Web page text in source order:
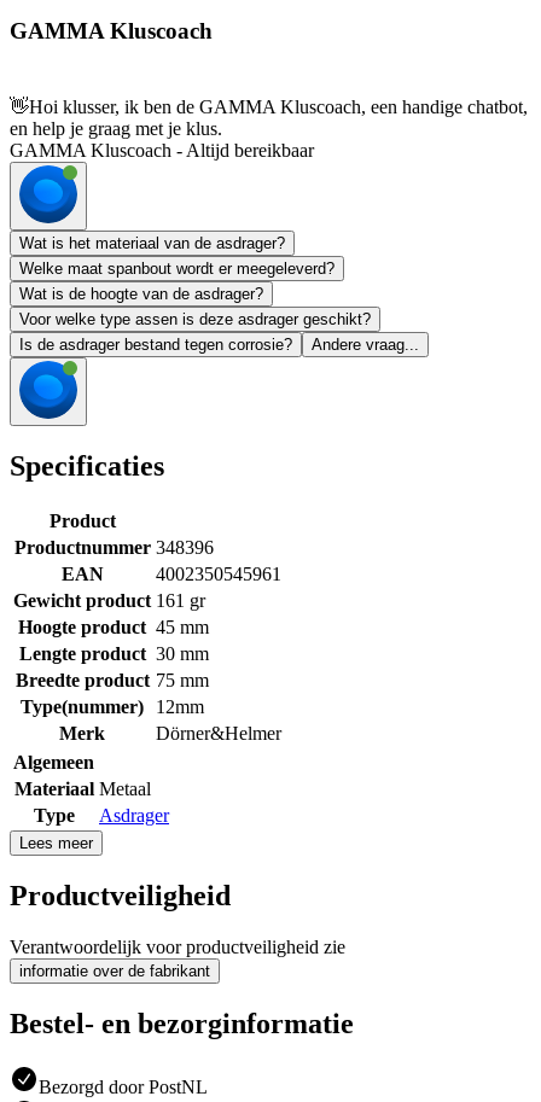
GAMMA Kluscoach
👋Hoi klusser, ik ben de GAMMA Kluscoach, een handige chatbot,
en help je graag met je klus.
GAMMA Kluscoach - Altijd bereikbaar
Wat is het materiaal van de asdrager?
Welke maat spanbout wordt er meegeleverd?
Wat is de hoogte van de asdrager?
Voor welke type assen is deze asdrager geschikt?
Is de asdrager bestand tegen corrosie?
Andere vraag...
Specificaties
Product
Productnummer 348396
EAN
4002350545961
Gewicht product 161 gr
Hoogte product 45 mm
Lengte product 30 mm
Breedte product 75 mm
Type(nummer)
12mm
Merk
Dörner&Helmer
Algemeen
Materiaal Metaal
Type
Asdrager
Lees meer
Productveiligheid
Verantwoordelijk voor productveiligheid zie
informatie over de fabrikant
Bestel- en bezorginformatie
Bezorgd door PostNL